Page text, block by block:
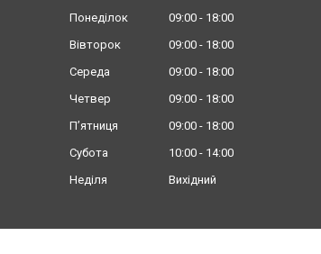
Понеділок 09:00
18:00
Вівторок
09:00
18:00
Середа
09:00
18:00
Четвер
09:00
18:00
Пʼятниця
09:00
18:00
Субота
10:00
14:00
Неділя
Вихідний